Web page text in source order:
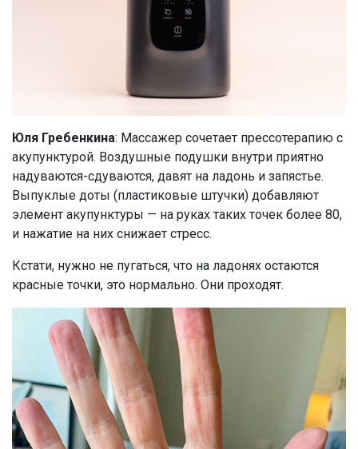
Юля Гребенкина: Массажер сочетает прессотерапию с
акупунктурой. Воздушные подушки внутри приятно
надуваются-сдуваются, давят на ладонь и запястье.
Выпуклые доты (пластиковые штучки) добавляют
элемент акупунктуры — на руках таких точек более 80,
и нажатие на них снижает стресс.
Кстати, нужно не пугаться, что на ладонях остаются
красные точки, это нормально. Они проходят.